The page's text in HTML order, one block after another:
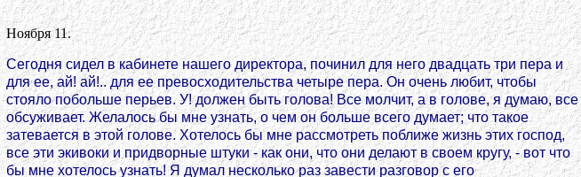
Ноября 11.
Сегодня сидел в кабинете нашего директора, починил для него двадцать три пера и
для ее, ай! ай!.. для ее превосходительства четыре пера. Он очень любит, чтобы
стояло побольше перьев. У! должен быть голова! Все молчит, а в голове, я думаю, все
обсуживает. Желалось бы мне узнать, о чем он больше всего думает; что такое
затевается в этой голове. Хотелось бы мне рассмотреть поближе жизнь этих господ,
все эти экивоки и придворные штуки - как они, что они делают в своем кругу, - вот что
бы мне хотелось узнать! Я думал несколько раз завести разговор с его